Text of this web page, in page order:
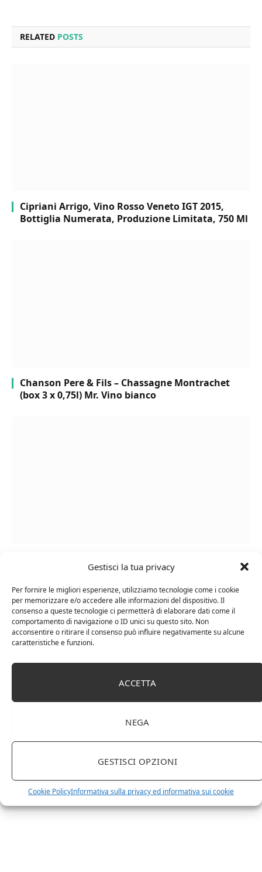
Gestisci la tua privacy
Per fornire le migliori esperienze, utilizziamo tecnologie come i cookie
per memorizzare e/o accedere alle informazioni del dispositivo. Il
consenso a queste tecnologie ci permetterà di elaborare dati come il
comportamento di navigazione o ID unici su questo sito. Non
acconsentire o ritirare il consenso può influire negativamente su alcune
caratteristiche e funzioni.
ACCETTA
NEGA
GESTISCI OPZIONI
Cookie PolicyInformativa sulla privacy ed informativa sui cookie
RELATED POSTS
Cipriani Arrigo, Vino Rosso Veneto IGT 2015,
Bottiglia Numerata, Produzione Limitata, 750 Ml
Chanson Pere & Fils – Chassagne Montrachet
(box 3 x 0,75l) Mr. Vino bianco
PUBBLICITÀ
Ti occupi della produzione e vendita di vini, spumanti,
prodotti o prodotti per enologia, distillazione, birra?
Non hai un sito web o vuoi un restyling del tuo sito
Sei interessato a comparire in queste pagine?Contattaci,
sarai ricontattato al più presto.